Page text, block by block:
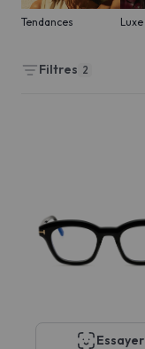
Tendances Luxe
Filtres 2
Essayer